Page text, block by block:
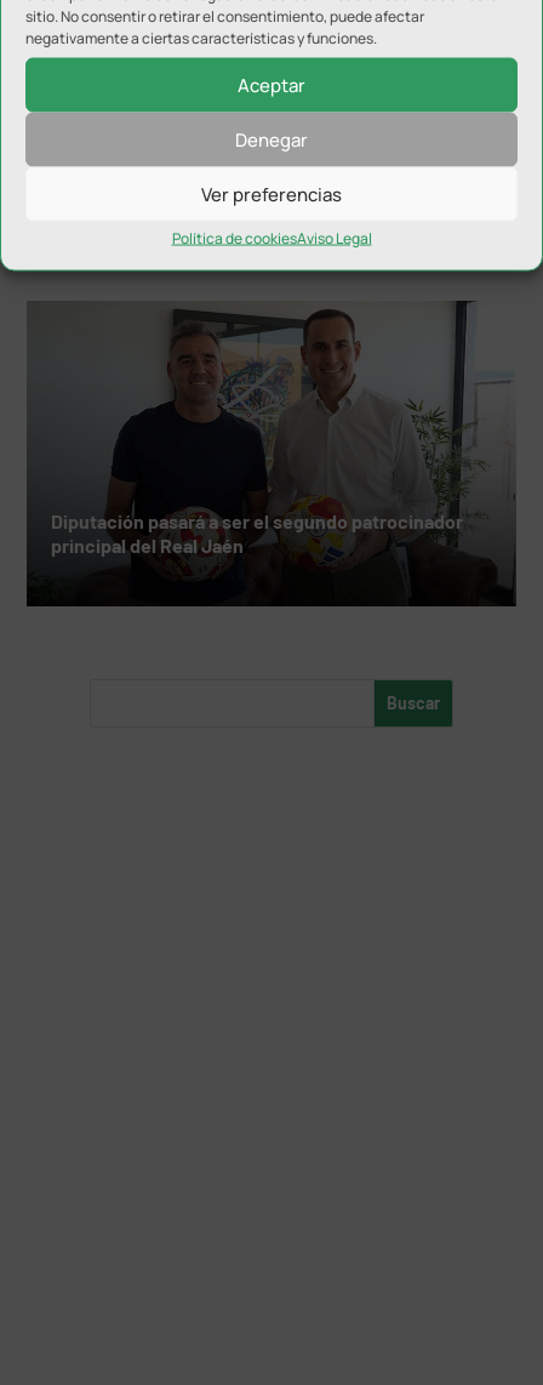
sitio. No consentir o retirar el consentimiento, puede afectar
negativamente a ciertas características y funciones.
Aceptar
Denegar
Ver preferencias
Política de cookiesAviso Legal
Álvaro Merelo, nuevo nutricionista del Real Jaén
Diputación pasará a ser el segundo patrocinador
principal del Real Jaén